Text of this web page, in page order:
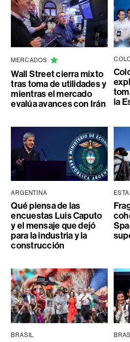
MERCADOS
Wall Street cierra mixto
tras toma de utilidades y
mientras el mercado
evalúa avances con Irán
la
ARGENTINA
Qué piensa de las
encuestas Luis Caputo
y el mensaje que dejó
para la industria y la
construcción
BRASIL